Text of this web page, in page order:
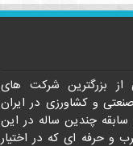
بزرگترین شرکت های
و کشاورزی در ایران
چندین ساله در این
و حرفه ای که در اختیار